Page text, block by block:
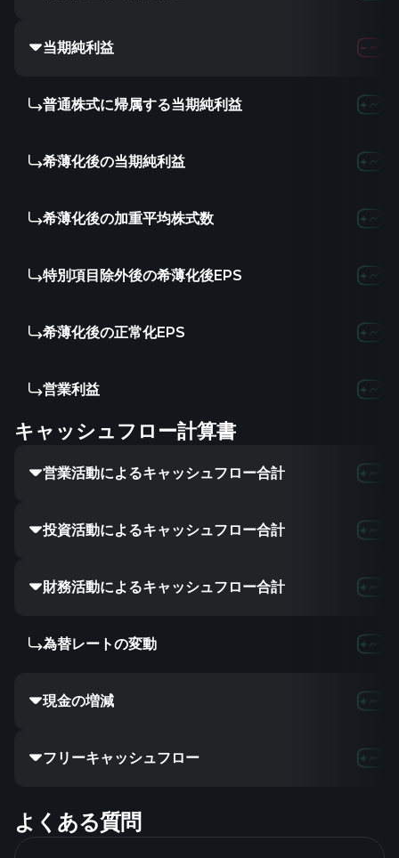
当期純利益
普通株式に帰属する当期純利益
希薄化後の当期純利益
希薄化後の加重平均株式数
特別項目除外後の希薄化後EPS
希薄化後の正常化EPS
営業利益
キャッシュフロー計算書
営業活動によるキャッシュフロー合計
投資活動によるキャッシュフロー合計
財務活動によるキャッシュフロー合計
為替レートの変動
現金の増減
フリーキャッシュフロー
よくある質問